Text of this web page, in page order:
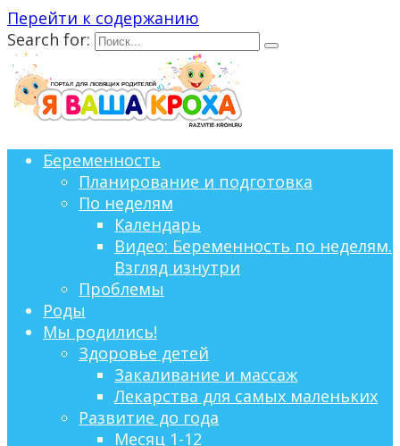
Перейти к содержанию
Search for:
Беременность
Планирование и подготовка
По неделям
Календарь
Видео: Беременность по неделям.
Взгляд изнутри
Проблемы
Роды
Мы родились!
Здоровье детей
Закаливание и массаж
Лекарства для самых маленьких
Развитие до года
Месяц 1-12